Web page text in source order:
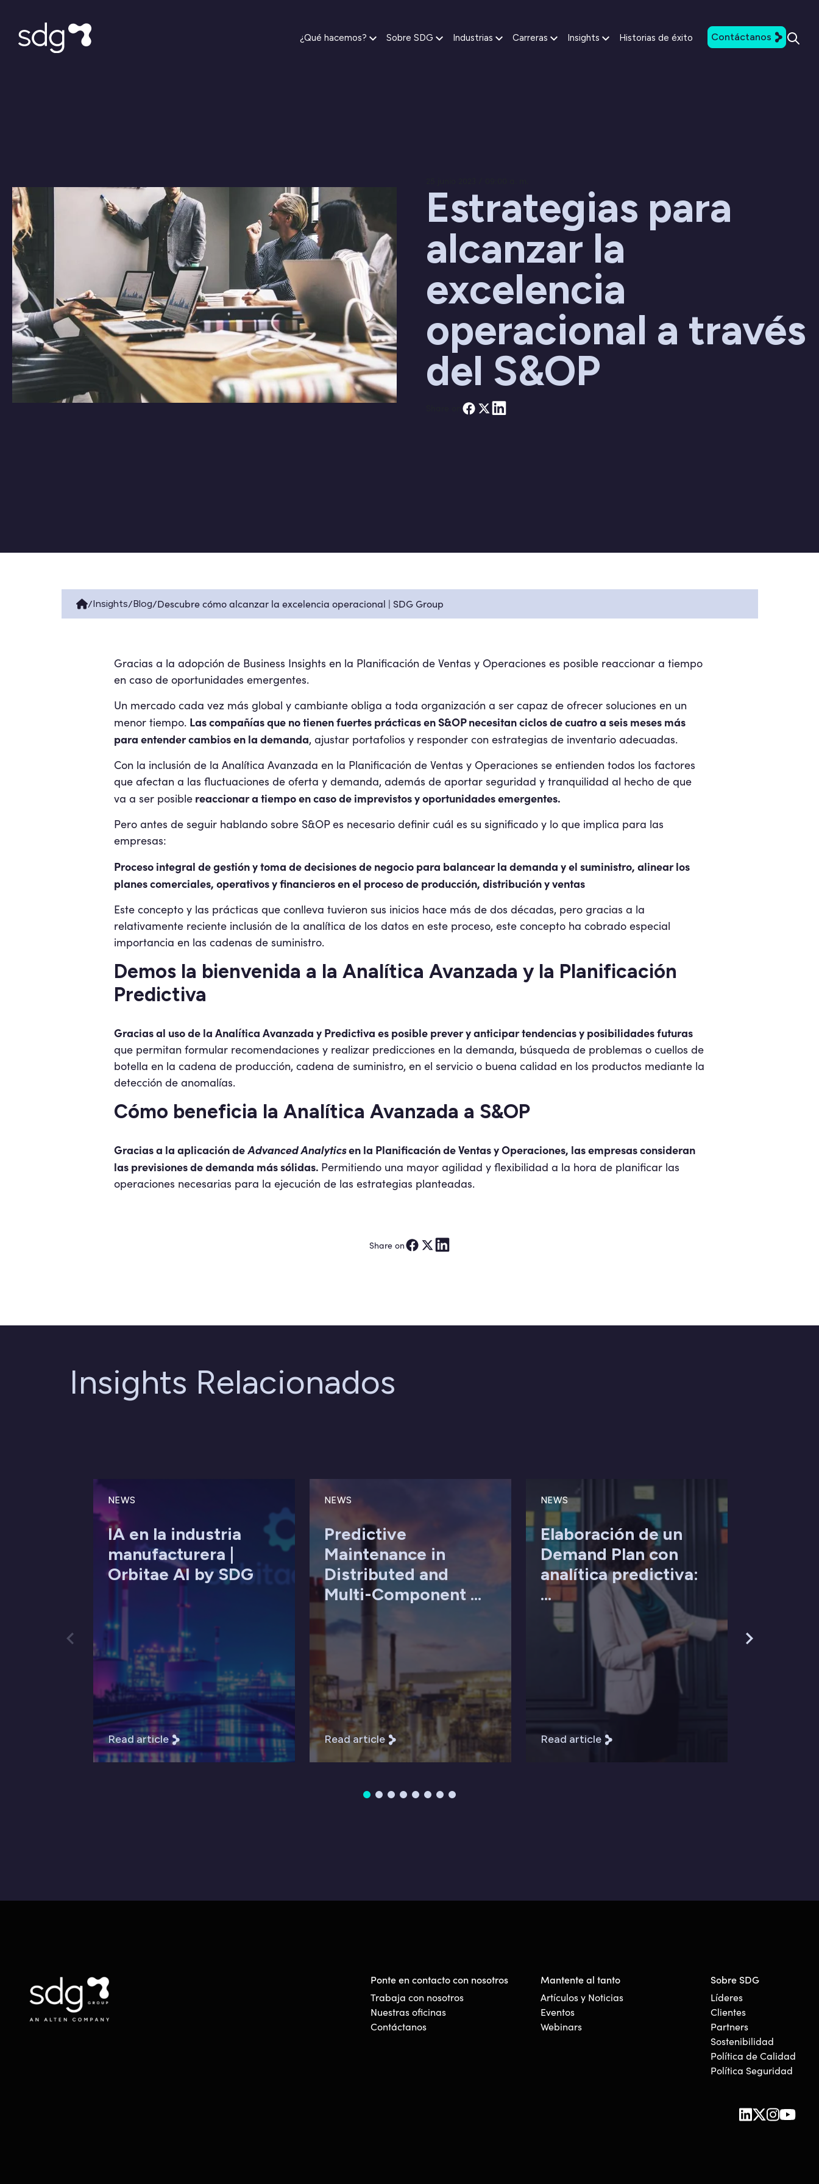
¿Qué hacemos? Sobre SDG Industrias Carreras Insights Historias de éxito Contáctanos
Estrategias para
alcanzar la
excelencia
operacional a través
del S&OP
/Insights/Blog/Descubre cómo alcanzar la excelencia operacional | SDG Group
Gracias a la adopción de Business Insights en la Planificación de Ventas y Operaciones es posible reaccionar a tiempo
en caso de oportunidades emergentes.
Un mercado cada vez más global y cambiante obliga a toda organización a ser capaz de ofrecer soluciones en un
menor tiempo. Las compañías que no tienen fuertes prácticas en S&OP necesitan ciclos de cuatro a seis meses más
para entender cambios en la demanda, ajustar portafolios y responder con estrategias de inventario adecuadas.
Con la inclusión de la Analítica Avanzada en la Planificación de Ventas y Operaciones se entienden todos los factores
que afectan a las fluctuaciones de oferta y demanda, además de aportar seguridad y tranquilidad al hecho de que
va a ser posiblereaccionar a tiempo en caso de imprevistos y oportunidades emergentes.
Pero antes de seguir hablando sobre S&OP es necesario definir cuál es su significado y lo que implica para las
empresas:
Proceso integral de gestión y toma de decisiones de negocio para balancear la demanda y el suministro, alinear los
planes comerciales, operativos y financieros en el proceso de producción, distribución y ventas
Este concepto y las prácticas que conlleva tuvieron sus inicios hace más de dos décadas, pero gracias a la
relativamente reciente inclusión de la analítica de los datos en este proceso, este concepto ha cobrado especial
importancia en las cadenas de suministro.
Demos la bienvenida a la Analítica Avanzada y la Planificación
Predictiva
Gracias al uso de la Analítica Avanzada y Predictiva es posible prever y anticipar tendencias y posibilidades futuras
que permitan formular recomendaciones y realizar predicciones en la demanda, búsqueda de problemas o cuellos de
botella en la cadena de producción, cadena de suministro, en el servicio o buena calidad en los productos mediante la
detección de anomalías.
Cómo beneficia la Analítica Avanzada a S&OP
Gracias a la aplicación deAdvanced Analyticsen la Planificación de Ventas y Operaciones, las empresas consideran
las previsiones de demanda más sólidas. Permitiendo una mayor agilidad y flexibilidad a la hora de planificar las
operaciones necesarias para la ejecución de las estrategias planteadas.
Share on
Insights Relacionados
NEWS
IA en la industria
manufacturera |
Orbitae AI by SDG
Read article
NEWS
Predictive
Maintenance in
Distributed and
Multi-Component ...
Read article
NEWS
Elaboración de un
Demand Plan con
analítica predictiva:
...
Read article
Ponte en contacto con nosotros
Trabaja con nosotros
Nuestras oficinas
Contáctanos
Mantente al tanto
Artículos y Noticias
Eventos
Webinars
Sobre SDG
Líderes
Clientes
Partners
Sostenibilidad
Política de Calidad
Política Seguridad